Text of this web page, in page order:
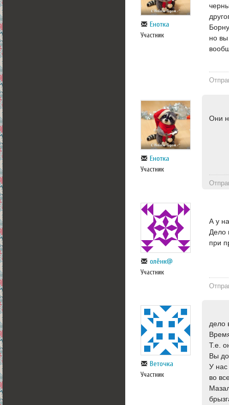
Енотка
Участник
но вы
Енотка
Участник
Они
олёнк@
Участник
А у
Дело
при
Веточка
Участник
дело
Т.е.
Вы
У
во